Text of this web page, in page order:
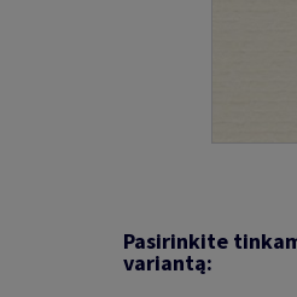
Pasirinkite
variantą: